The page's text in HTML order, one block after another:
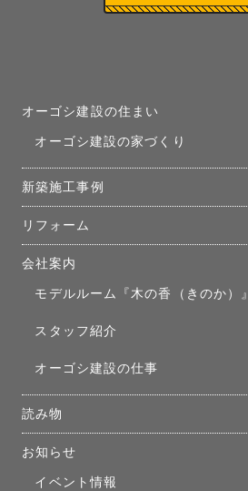
オーゴシ建設の住まい
オーゴシ建設の家づくり
新築施工事例
リフォーム
会社案内
モデルルーム『木の香（きのか）』
スタッフ紹介
オーゴシ建設の仕事
読み物
お知らせ
イベント情報